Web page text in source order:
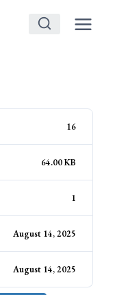
16
64.00 KB
1
August 14, 2025
August 14, 2025